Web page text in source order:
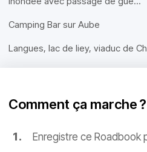
Camping Bar sur Aube
Langues, lac de liey, viaduc de
Comment ça marche ?
Enregistre ce Roadbook